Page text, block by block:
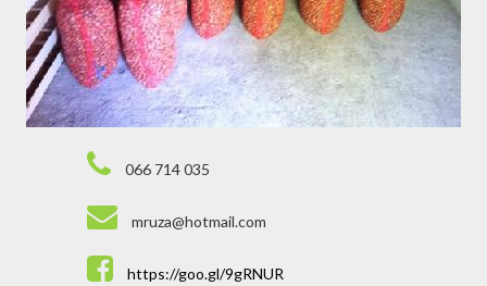
066 714 035
mruza@hotmail.com
https://goo.gl/9gRNUR